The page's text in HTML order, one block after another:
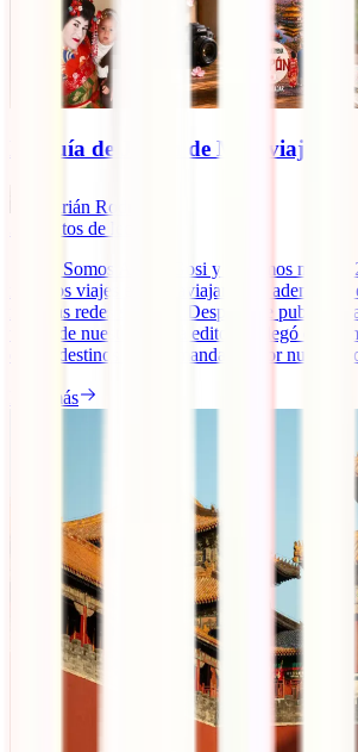
La guía de Japón de Molaviajar
Adrián Rodríguez
minutos de lectura
¡Hola! Somos Adri y Gosi y llevamos más de
nuestros viajes en Molaviajar.com, además
nuestras redes sociales. Después de publicar
través de nuestra propia editorial, llegó el
de los destinos más demandados por nuestra
Leer más